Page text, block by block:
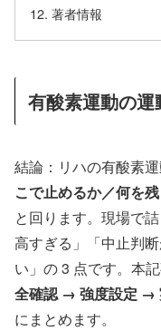
著者情報
有酸素運動の運
結論：リハの有酸素運
こで止めるか／何を
と回ります。現場で
高すぎる」「中止判
い」の 3 点です。本
全確認 → 強度設定
にまとめます。